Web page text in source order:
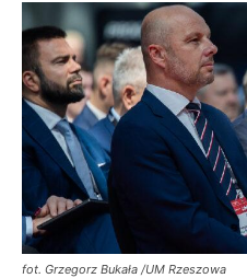
fot. Grzegorz Bukała /UM Rzeszowa